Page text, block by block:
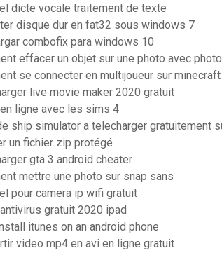
dicte vocale traitement de texte
disque dur en fat32 sous windows 7
combofix para windows 10
effacer un objet sur une photo avec
se connecter en multijoueur sur
live movie maker 2020 gratuit
ligne avec les sims 4
ship simulator a telecharger gratuitement
un fichier zip protégé
gta 3 android cheater
mettre une photo sur snap sans
pour camera ip wifi gratuit
gratuit 2020 ipad
itunes on an android phone
video mp4 en avi en ligne gratuit